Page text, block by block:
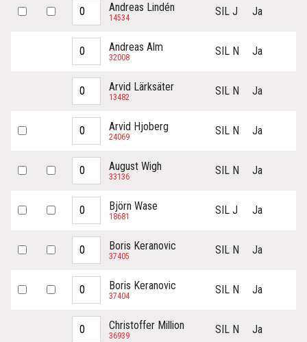
Andreas Lindén
14534 SIL J Ja
Andreas Alm
32008 SIL N Ja
Arvid Lärksäter
13482 SIL N Ja
Arvid Hjoberg
24069 SIL N Ja
August Wigh
33136 SIL N Ja
Björn Wase
18681 SIL J Ja
Boris Keranovic
37405 SIL N Ja
Boris Keranovic
37404 SIL N Ja
Christoffer Million
36939 SIL N Ja